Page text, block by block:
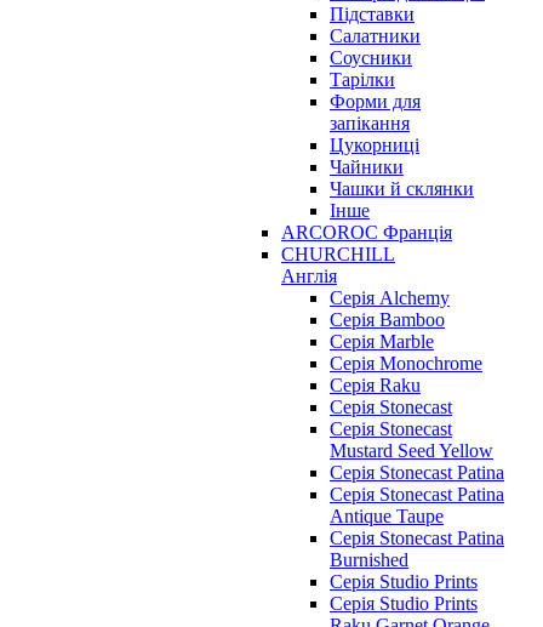
Підставки
Салатники
Соусники
Тарілки
Форми для
запікання
Цукорниці
Чайники
Чашки й склянки
Інше
ARCOROC Франція
CHURCHILL
Англія
Серія Alchemy
Серія Bamboo
Серія Marble
Серія Monochrome
Серія Raku
Серія Stonecast
Серія Stonecast
Mustard Seed Yellow
Серія Stonecast Patina
Серія Stonecast Patina
Antique Taupe
Серія Stonecast Patina
Burnished
Серія Studio Prints
Серія Studio Prints